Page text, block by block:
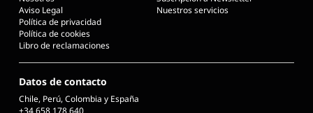
Aviso Legal
Política de privacidad
Política de cookies
Libro de reclamaciones
Nuestros servicios
Datos de contacto
Chile, Perú, Colombia y España
+34 658 178 640